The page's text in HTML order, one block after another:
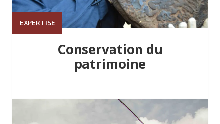
EXPERTISE
Conservation du
patrimoine